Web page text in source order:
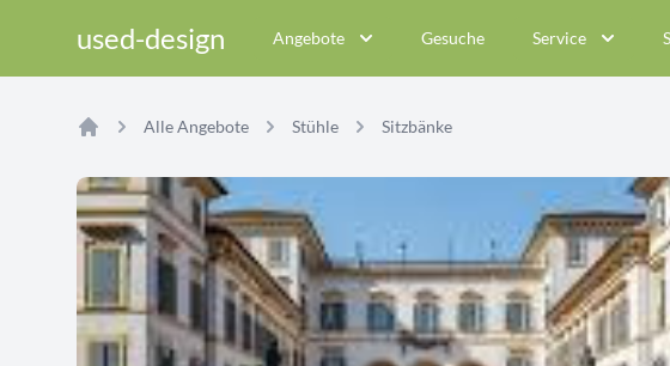
used-design Angebote Gesuche Service
Alle Angebote Stühle Sitzbänke